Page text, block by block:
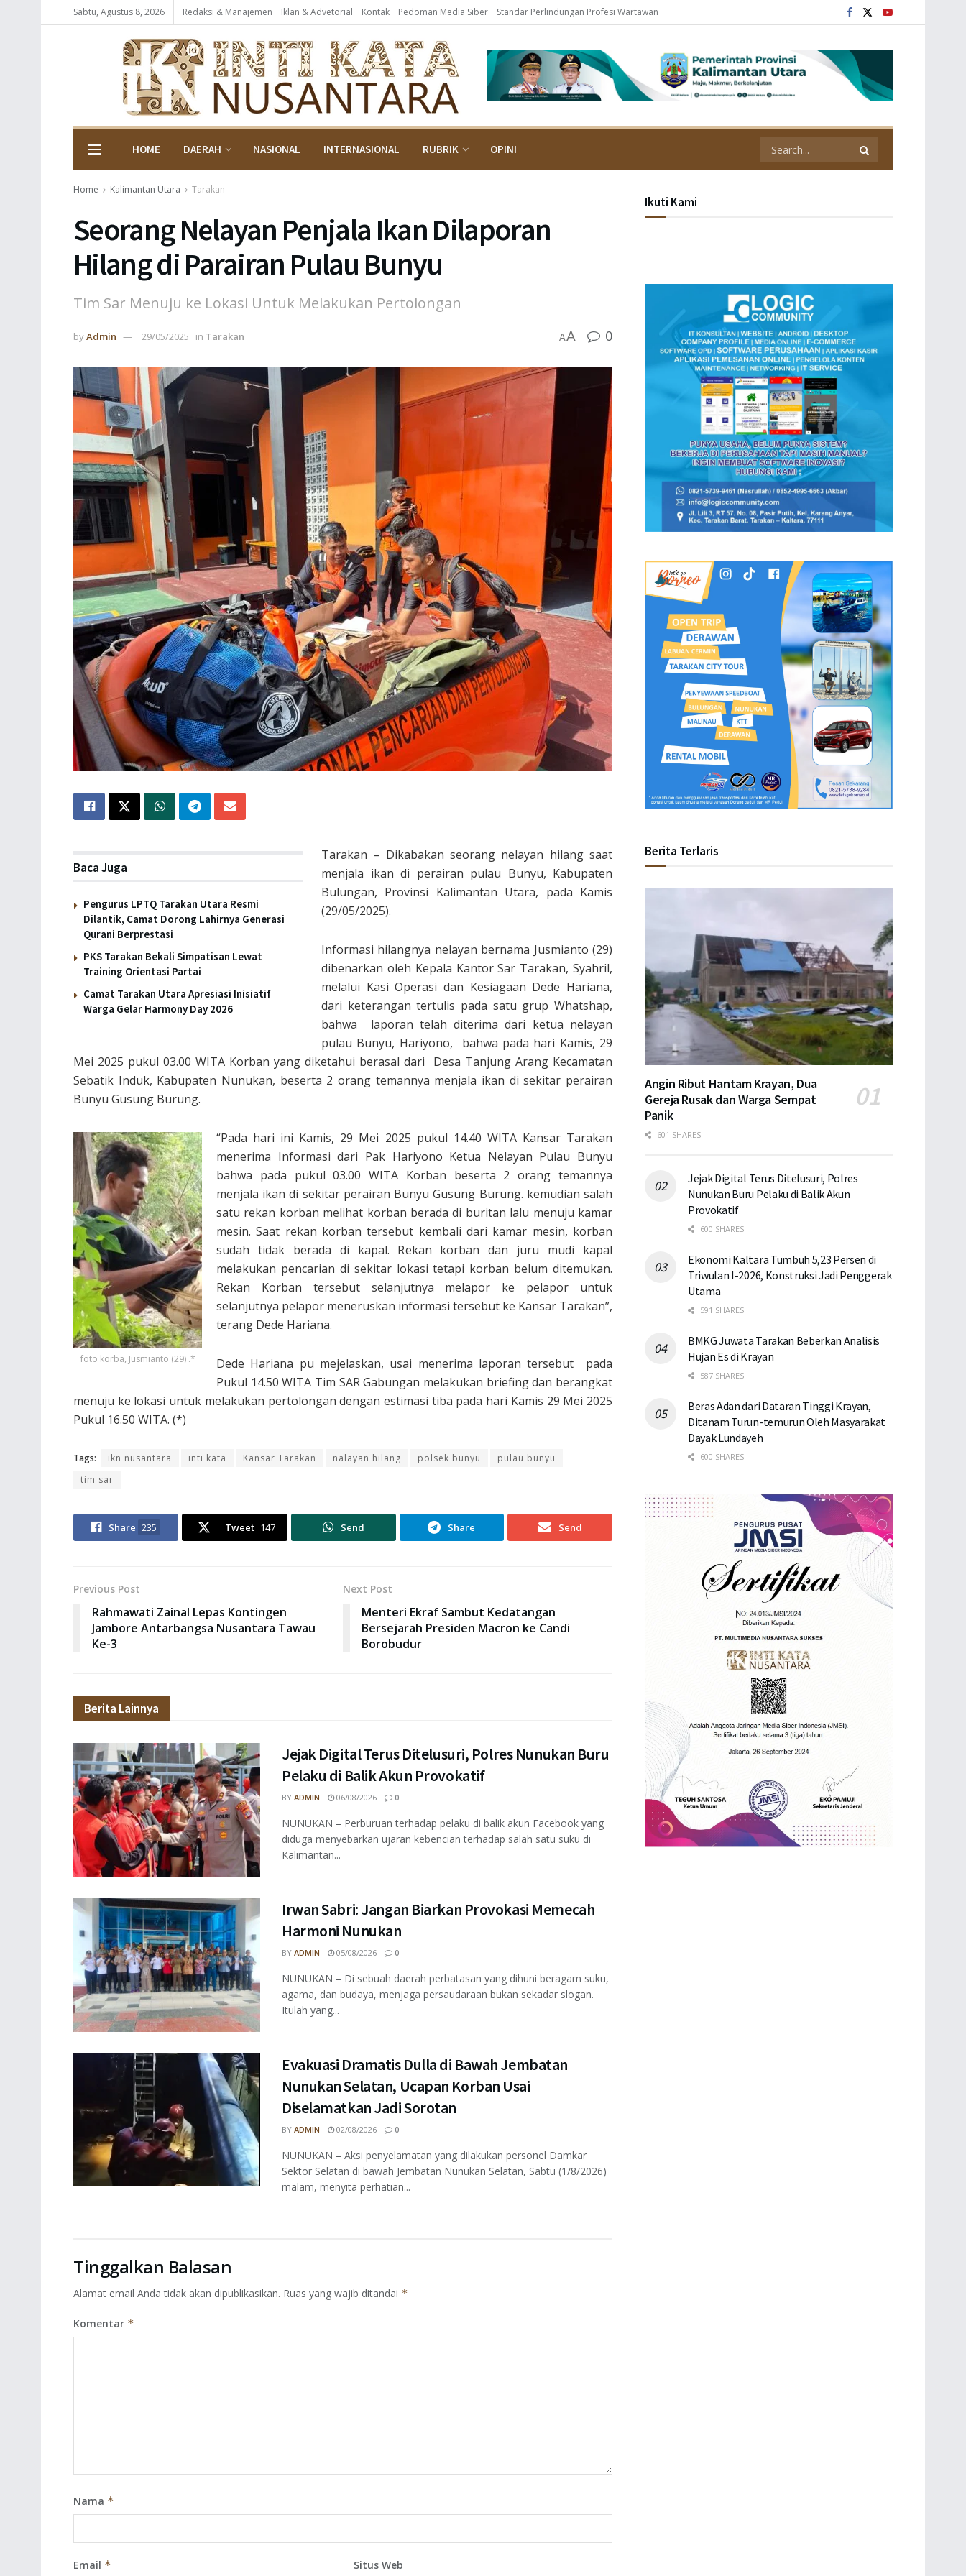
Sabtu, Agustus 8, 2026 Redaksi & Manajemen Iklan & Advetorial Kontak Pedoman Media Siber Standar Perlindungan Profesi Wartawan
HOME DAERAH NASIONAL INTERNASIONAL RUBRIK OPINI
Home Kalimantan Utara Tarakan
Seorang Nelayan Penjala Ikan Dilaporan
Hilang di Parairan Pulau Bunyu
Tim Sar Menuju ke Lokasi Untuk Melakukan Pertolongan
byAdmin 29/05/2025 in Tarakan AA 0
Baca Juga
Pengurus LPTQ Tarakan Utara Resmi
Dilantik, Camat Dorong Lahirnya Generasi
Qurani Berprestasi
PKS Tarakan Bekali Simpatisan Lewat
Training Orientasi Partai
Camat Tarakan Utara Apresiasi Inisiatif
Warga Gelar Harmony Day 2026
Tarakan – Dikabakan seorang nelayan hilang saat
menjala ikan di perairan pulau Bunyu, Kabupaten
Bulungan, Provinsi Kalimantan Utara, pada Kamis
(29/05/2025).
Informasi hilangnya nelayan bernama Jusmianto (29)
dibenarkan oleh Kepala Kantor Sar Tarakan, Syahril,
melalui Kasi Operasi dan Kesiagaan Dede Hariana,
dari keterangan tertulis pada satu grup Whatshap,
bahwa laporan telah diterima dari ketua nelayan
pulau Bunyu, Hariyono, bahwa pada hari Kamis, 29
Mei 2025 pukul 03.00 WITA Korban yang diketahui berasal dari Desa Tanjung Arang Kecamatan
Sebatik Induk, Kabupaten Nunukan, beserta 2 orang temannya menjala ikan di sekitar perairan
Bunyu Gusung Burung.
foto korba, Jusmianto (29) .*
“Pada hari ini Kamis, 29 Mei 2025 pukul 14.40 WITA Kansar Tarakan
menerima Informasi dari Pak Hariyono Ketua Nelayan Pulau Bunyu
bahwa pada pukul 03.00 WITA Korban beserta 2 orang temannya
menjala ikan di sekitar perairan Bunyu Gusung Burung. kemudian salah
satu rekan korban melihat korban berada di buritan lalu menuju kamar
mesin. Saat rekan korban tersebut kembali dari kamar mesin, korban
sudah tidak berada di kapal. Rekan korban dan juru mudi kapal
melakukan pencarian di sekitar lokasi tetapi korban belum ditemukan.
Rekan Korban tersebut selanjutnya melapor ke pelapor untuk
selanjutnya pelapor meneruskan informasi tersebut ke Kansar Tarakan”,
terang Dede Hariana.
Dede Hariana pu mejelaskan, usai menerima laporan tersebut pada
Pukul 14.50 WITA Tim SAR Gabungan melakukan briefing dan berangkat
menuju ke lokasi untuk melakukan pertolongan dengan estimasi tiba pada hari Kamis 29 Mei 2025
Pukul 16.50 WITA. (*)
Tags: ikn nusantara inti kata Kansar Tarakan nalayan hilang polsek bunyu
pulau bunyu
tim sar
Share 235 Tweet 147 Send Share Send
Previous Post
Rahmawati Zainal Lepas Kontingen
Jambore Antarbangsa Nusantara Tawau
Ke-3
Next Post
Menteri Ekraf Sambut Kedatangan
Bersejarah Presiden Macron ke Candi
Borobudur
Berita Lainnya
Jejak Digital Terus Ditelusuri, Polres Nunukan Buru
Pelaku di Balik Akun Provokatif
BY ADMIN 06/08/2026 0
NUNUKAN – Perburuan terhadap pelaku di balik akun Facebook yang
diduga menyebarkan ujaran kebencian terhadap salah satu suku di
Kalimantan...
Irwan Sabri: Jangan Biarkan Provokasi Memecah
Harmoni Nunukan
BY ADMIN 05/08/2026 0
NUNUKAN – Di sebuah daerah perbatasan yang dihuni beragam suku,
agama, dan budaya, menjaga persaudaraan bukan sekadar slogan.
Itulah yang...
Evakuasi Dramatis Dulla di Bawah Jembatan
Nunukan Selatan, Ucapan Korban Usai
Diselamatkan Jadi Sorotan
BY ADMIN 02/08/2026 0
NUNUKAN – Aksi penyelamatan yang dilakukan personel Damkar
Sektor Selatan di bawah Jembatan Nunukan Selatan, Sabtu (1/8/2026)
malam, menyita perhatian...
Tinggalkan Balasan
Alamat email Anda tidak akan dipublikasikan. Ruas yang wajib ditandai *
Komentar *
Nama *
Email * Situs Web
Ikuti Kami
Berita Terlaris
Angin Ribut Hantam Krayan, Dua
Gereja Rusak dan Warga Sempat
Panik
601 SHARES
Jejak Digital Terus Ditelusuri, Polres
Nunukan Buru Pelaku di Balik Akun
Provokatif
600 SHARES
Ekonomi Kaltara Tumbuh 5,23 Persen di
Triwulan I-2026, Konstruksi Jadi Penggerak
Utama
591 SHARES
BMKG Juwata Tarakan Beberkan Analisis
Hujan Es di Krayan
587 SHARES
Beras Adan dari Dataran Tinggi Krayan,
Ditanam Turun-temurun Oleh Masyarakat
Dayak Lundayeh
600 SHARES